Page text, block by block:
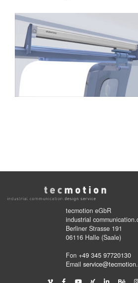
tecmotion eGbR
industrial
Berliner Strasse 191
06116 Halle (Saale)
Fon +49 345 97720130
Email